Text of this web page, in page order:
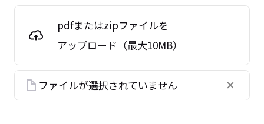
pdfまたはzipファイルを
アップロード（最大10MB）
ファイルが選択されていません